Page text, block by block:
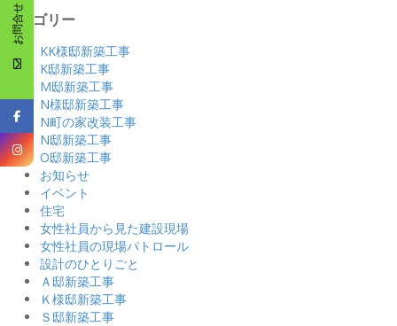
カテゴリー
KK様邸新築工事
K邸新築工事
M邸新築工事
N様邸新築工事
N町の家改装工事
N邸新築工事
O邸新築工事
お知らせ
イベント
住宅
女性社員から見た建設現場
女性社員の現場パトロール
設計のひとりごと
Ａ邸新築工事
Ｋ様邸新築工事
Ｓ邸新築工事
お問合せ